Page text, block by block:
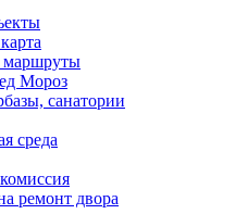
маршруты
Мороз
санатории
среда
ремонт двора